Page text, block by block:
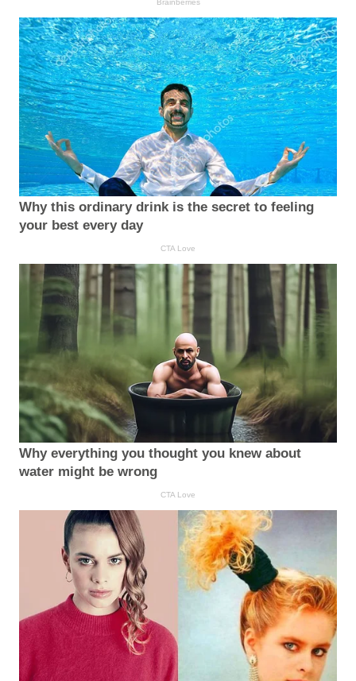
Why this ordinary drink is the secret to feeling
your best every day
CTA Love
Why everything you thought you knew about
water might be wrong
CTA Love